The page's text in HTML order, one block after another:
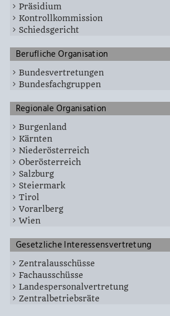
Präsidium
Kontrollkommission
Schiedsgericht
Berufliche Organisation
Bundesvertretungen
Bundesfachgruppen
Regionale Organisation
Burgenland
Kärnten
Niederösterreich
Oberösterreich
Salzburg
Steiermark
Tirol
Vorarlberg
Wien
Gesetzliche Interessensvertretung
Zentralausschüsse
Fachausschüsse
Landespersonalvertretung
Zentralbetriebsräte